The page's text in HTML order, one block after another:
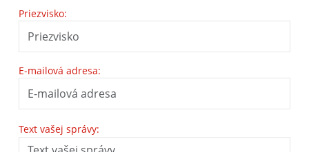
Priezvisko:
E-mailová adresa:
Text vašej správy: